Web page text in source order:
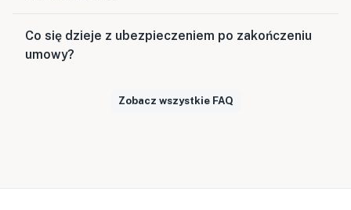
Co się dzieje z ubezpieczeniem po zakończeniu
umowy?
Zobacz wszystkie FAQ